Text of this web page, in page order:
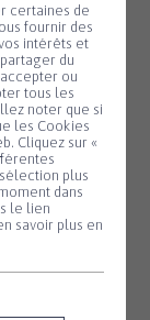
des cookies
certaines de
fournir des
intérêts et
du
ou
tous les
noter que si
les Cookies
Cliquez sur «
plus
dans
le lien
savoir plus en
plus
de
ligne,
vous
en